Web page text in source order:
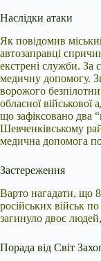
Наслідки атаки
Як повідомив
автозаправці
екстрені служби. За
медичну допомогу.
ворожого
обласної військової
що зафіксовано два
Шевченківському
медична допомога
Застереження
Варто нагадати, що
російських військ
загинуло двоє
Порада від Світ